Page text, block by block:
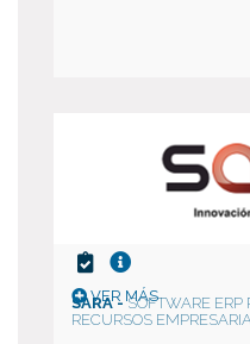
VER MÁS
SARA -SOFTWARE
RECURSOS